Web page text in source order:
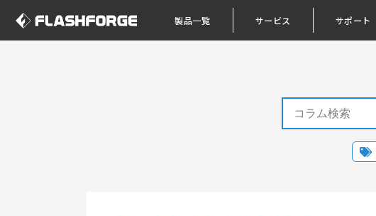
製品一覧 サービス サポート